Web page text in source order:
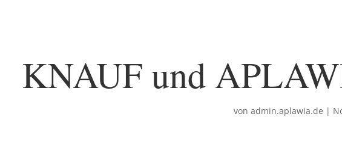
KNAUF und
von admin.aplawia.de |